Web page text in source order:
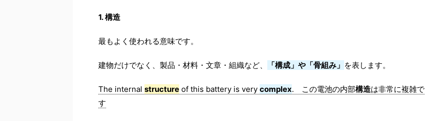
1. 構造
最もよく使われる意味です。
建物だけでなく、製品・材料・文章・組織など、 「構成」や「骨組み」 を表します。
The internal structure of this battery is very complex. この電池の内部構造は非常に複雑で
す